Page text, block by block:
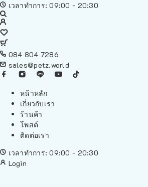
เวลาทำการ: 09:00 - 20:30
084 804 7286
sales@petz.world
หน้าหลัก
เกี่ยวกับเรา
ร้านค้า
โพสต์
ติดต่อเรา
เวลาทำการ: 09:00 - 20:30
Login